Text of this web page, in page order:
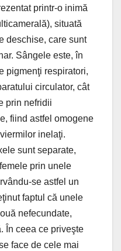
printr-o inimă
situată
deschise, care sunt
Sângele este, în
pigmenţi respiratori,
circulator, cât
prin nefridii
fiind astfel omogene
inelaţi.
sunt separate,
prin unele
se astfel un
faptul că unele
nefecundate,
În ceea ce priveşte
face de cele mai